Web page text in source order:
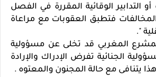
التدابير الوقائية المقررة في الفصل
المخالفات فتطبق العقوبات مع مراعاة
".
المغربي قد تخلى عن مسؤولية
الجنائية تفرض الإدراك والإرادة
يتنافى مع حالة المجنون والمعتوه .